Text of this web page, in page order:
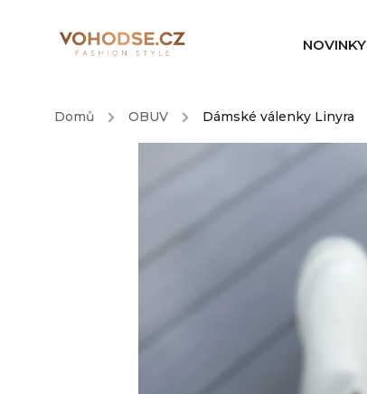
NOVINKY
Domů / OBUV / Dámské válenky Linyra